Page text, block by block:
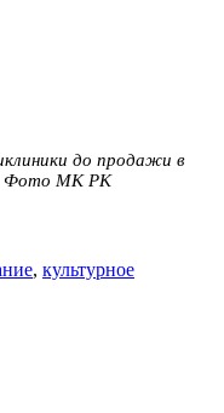
до продажи в
Фото МК РК
, культурное